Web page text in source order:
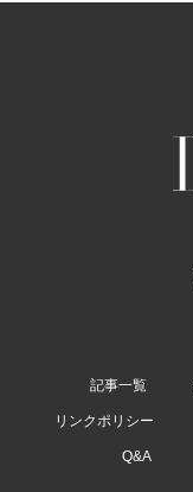
記事一覧
リンクポリシー
Q&A